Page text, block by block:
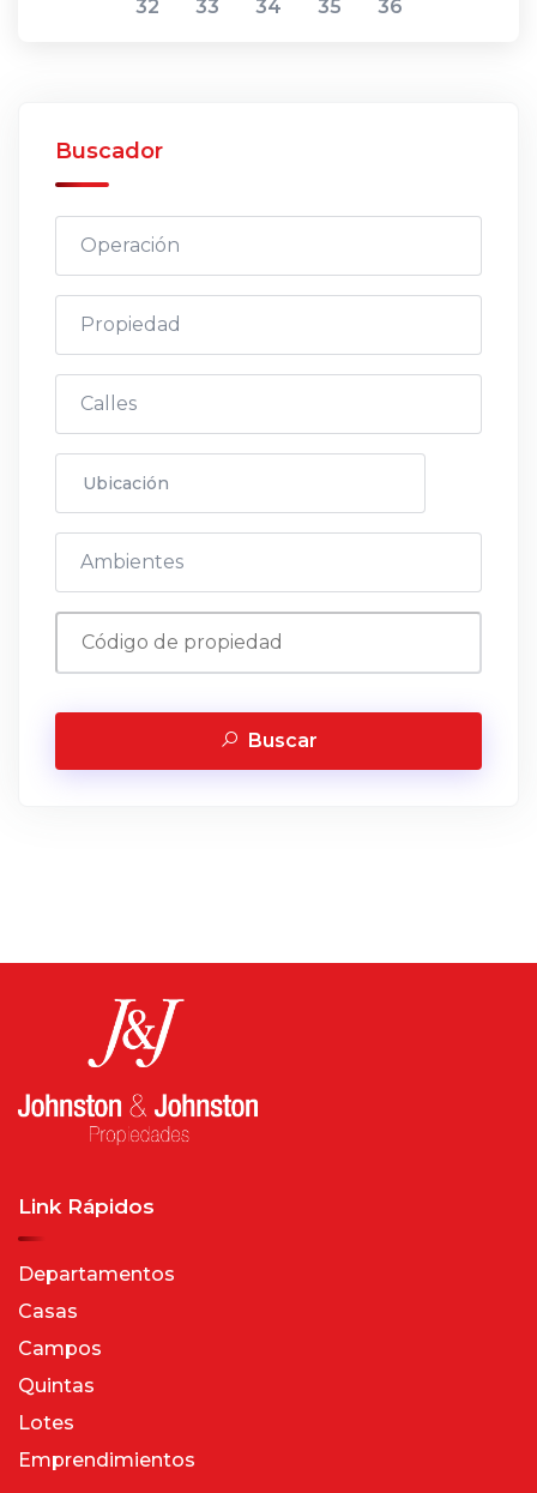
32
33 34 35 36
Buscador
Buscar
Link Rápidos
Departamentos
Casas
Campos
Quintas
Lotes
Emprendimientos